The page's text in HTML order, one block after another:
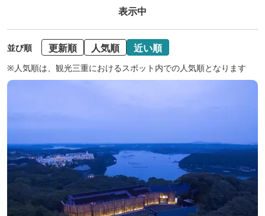
表示中
並び順 更新順 人気順 近い順
※人気順は、観光三重におけるスポット内での人気順となります